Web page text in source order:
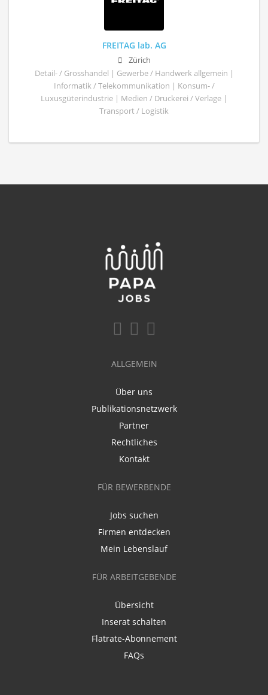
FREITAG lab. AG
Zürich
Detail- / Grosshandel | Gewerbe / Handwerk allgemein |
Informatik / Telekommunikation | Konsum- /
Luxusgüterindustrie | Medien / Druckerei / Verlage |
Transport / Logistik
ALLGEMEIN
Über uns
Publikationsnetzwerk
Partner
Rechtliches
Kontakt
FÜR BEWERBENDE
Jobs suchen
Firmen entdecken
Mein Lebenslauf
FÜR ARBEITGEBENDE
Übersicht
Inserat schalten
Flatrate-Abonnement
FAQs